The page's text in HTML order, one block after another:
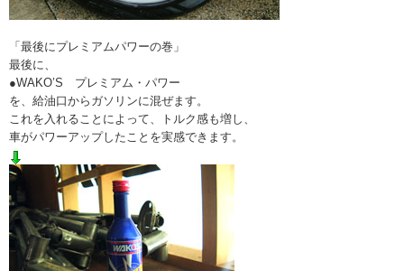
「最後にプレミアムパワーの巻」
最後に、
●WAKO’S プレミアム・パワー
を、給油口からガソリンに混ぜます。
これを入れることによって、トルク感も増し、
車がパワーアップしたことを実感できます。